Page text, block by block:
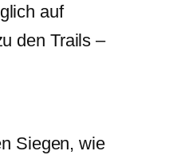
auf
den Trails –
Siegen, wie